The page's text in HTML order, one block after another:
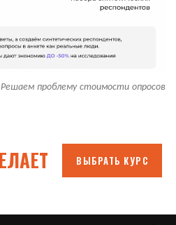
Решаем проблему стоимости опросов